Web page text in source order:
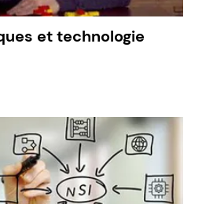
et technologie